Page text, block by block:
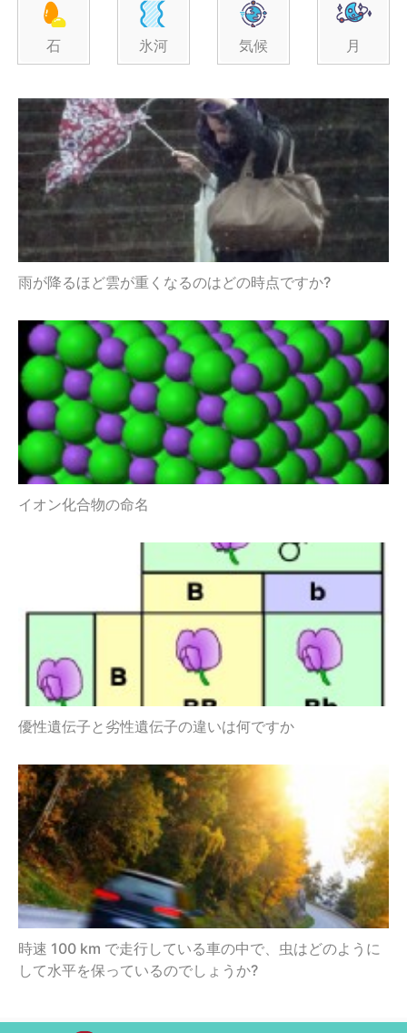
石 氷河 気候 月
雨が降るほど雲が重くなるのはどの時点ですか?
イオン化合物の命名
優性遺伝子と劣性遺伝子の違いは何ですか
時速 100 km で走行している車の中で、虫はどのように
して水平を保っているのでしょうか?